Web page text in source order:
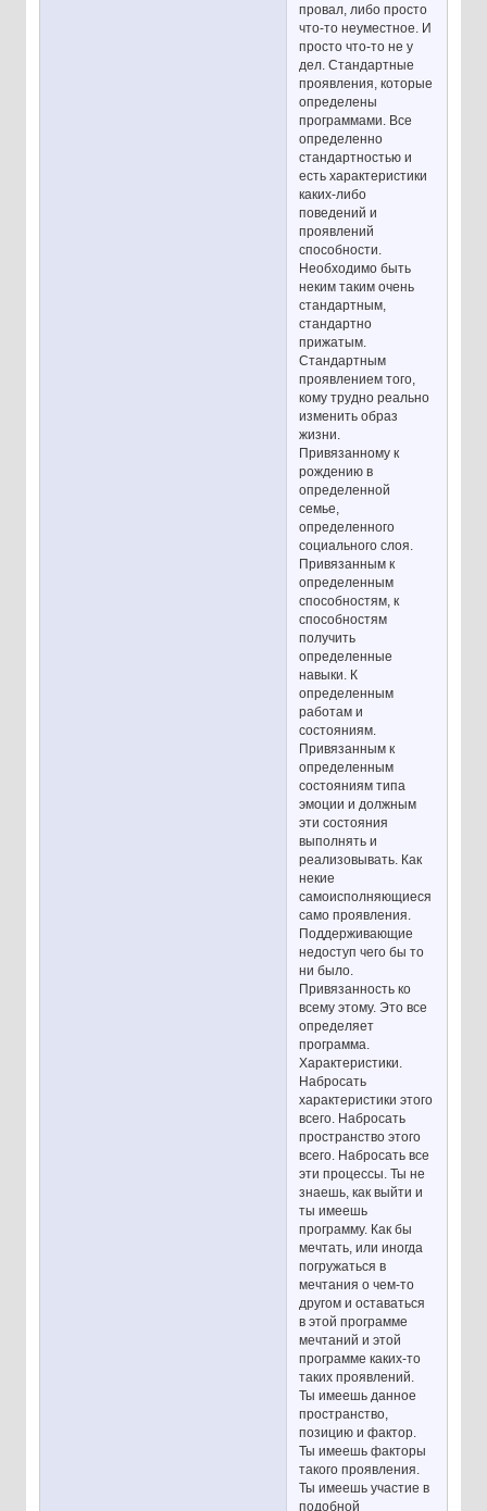
провал, либо просто
что-то неуместное. И
просто что-то не у
дел. Стандартные
проявления, которые
определены
программами. Все
определенно
стандартностью и
есть характеристики
каких-либо
поведений и
проявлений
способности.
Необходимо быть
неким таким очень
стандартным,
стандартно
прижатым.
Стандартным
проявлением того,
кому трудно реально
изменить образ
жизни.
Привязанному к
рождению в
определенной
семье,
определенного
социального слоя.
Привязанным к
определенным
способностям, к
способностям
получить
определенные
навыки. К
определенным
работам и
состояниям.
Привязанным к
определенным
состояниям типа
эмоции и должным
эти состояния
выполнять и
реализовывать. Как
некие
самоисполняющиеся
само проявления.
Поддерживающие
недоступ чего бы то
ни было.
Привязанность ко
всему этому. Это все
определяет
программа.
Характеристики.
Набросать
характеристики этого
всего. Набросать
пространство этого
всего. Набросать все
эти процессы. Ты не
знаешь, как выйти и
ты имеешь
программу. Как бы
мечтать, или иногда
погружаться в
мечтания о чем-то
другом и оставаться
в этой программе
мечтаний и этой
программе каких-то
таких проявлений.
Ты имеешь данное
пространство,
позицию и фактор.
Ты имеешь факторы
такого проявления.
Ты имеешь участие в
подобной